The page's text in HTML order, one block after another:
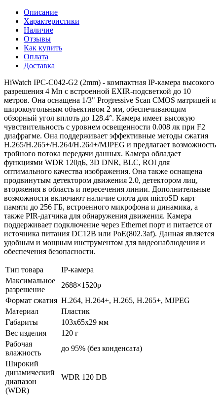
Описание
Характеристики
Наличие
Отзывы
Как купить
Оплата
Доставка
HiWatch IPC-C042-G2 (2mm) - компактная IP-камера высокого
разрешения 4 Мп с встроенной EXIR-подсветкой до 10
метров. Она оснащена 1/3" Progressive Scan CMOS матрицей и
широкоугольным объективом 2 мм, обеспечивающим
обзорный угол вплоть до 128.4°. Камера имеет высокую
чувствительность с уровнем освещенности 0.008 лк при F2
диафрагме. Она поддерживает эффективные методы сжатия
H.265/H.265+/H.264/H.264+/MJPEG и предлагает возможность
тройного потока передачи данных. Камера обладает
функциями WDR 120дБ, 3D DNR, BLC, ROI для
оптимального качества изображения. Она также оснащена
продвинутым детектором движения 2.0, детектором лиц,
вторжения в область и пересечения линии. Дополнительные
возможности включают наличие слота для microSD карт
памяти до 256 ГБ, встроенного микрофона и динамика, а
также PIR-датчика для обнаружения движения. Камера
поддерживает подключение через Ethernet порт и питается от
источника питания DC12В или PoE(802.3af). Данная является
удобным и мощным инструментом для видеонаблюдения и
обеспечения безопасности.
Тип товара
IP-камера
Максимальное
разрешение
2688×1520p
Формат сжатия H.264, H.264+, H.265, H.265+, MJPEG
Материал
Пластик
Габариты
103x65x29 мм
Вес изделия
120 г
Рабочая
влажность
до 95% (без конденсата)
Широкий
динамический
диапазон
(WDR)
WDR 120 DB